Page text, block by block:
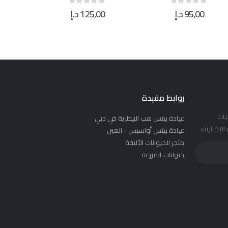
125,00د.إ 21,00د.إ
روابط مفيدة
عيادة بيتس هب البيطرية في دبي
عيادة بيتس أواسيس - العين
متجر الحيوانات الأليفة
حيوانات المزرعة